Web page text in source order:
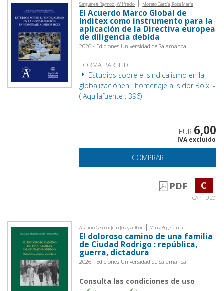
Sanguineti Raymod, Wilfredo | Morato García, Rosa María
El Acuerdo Marco Global de
Inditex como instrumento para la
aplicación de la Directiva europea
de diligencia debida
2026 - Ediciones Universidad de Salamanca
FORMA PARTE DE
Estudios sobre el sindicalismo en la
globalizaciónen : homenaje a Isidor Boix. -
( Aquilafuente ; 396)
EUR 6,00
IVA excluido
COMPRAR
PDF C
CAPÍTULO
Aparicio Cascón, Juan José, author | Viñas, Ángel, author
El doloroso camino de una familia
de Ciudad Rodrigo : república,
guerra, dictadura
2026 - Ediciones Universidad de Salamanca
Consulta las condiciones de uso